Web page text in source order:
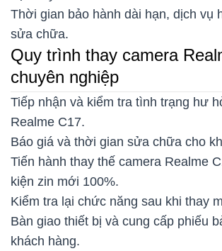
Thời gian bảo hành dài hạn, dịch vụ
sửa chữa.
Quy trình thay camera
chuyên nghiệp
Tiếp nhận và kiểm tra tình trạng hư
Realme C17.
Báo giá và thời gian sửa chữa cho
Tiến hành thay thế camera Realme
kiện zin mới 100%.
Kiểm tra lại chức năng sau khi thay
Bàn giao thiết bị và cung cấp phiếu
khách hàng.